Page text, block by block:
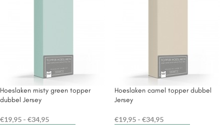
Hoeslaken misty green topper
dubbel Jersey
€19,95 - €34,95
Hoeslaken camel topper dubbel
Jersey
€19,95 - €34,95